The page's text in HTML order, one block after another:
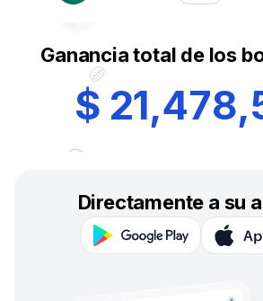
Ganancia total de los
$ 21,478,
Directamente a su